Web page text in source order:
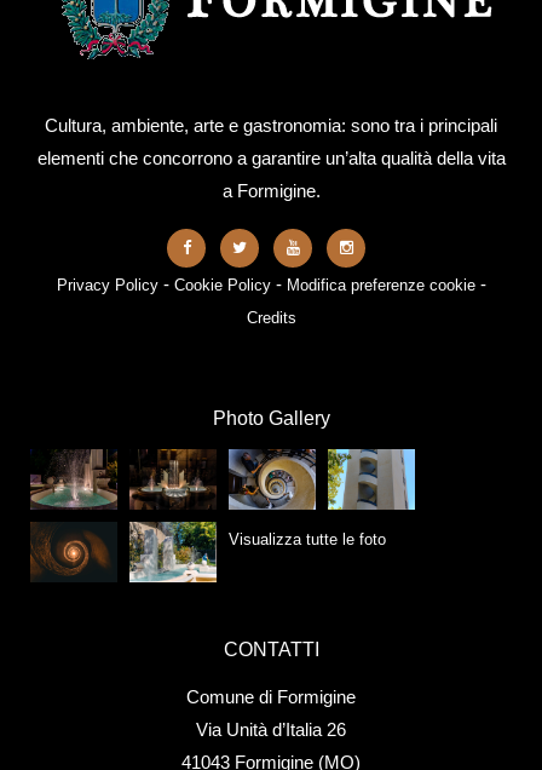
Cultura, ambiente, arte e gastronomia: sono tra i principali
elementi che concorrono a garantire un’alta qualità della vita
a Formigine.
Privacy Policy- Cookie Policy- Modifica preferenze cookie-
Credits
Photo Gallery
Visualizza tutte le foto
CONTATTI
Comune di Formigine
Via Unità d’Italia 26
41043 Formigine (MO)